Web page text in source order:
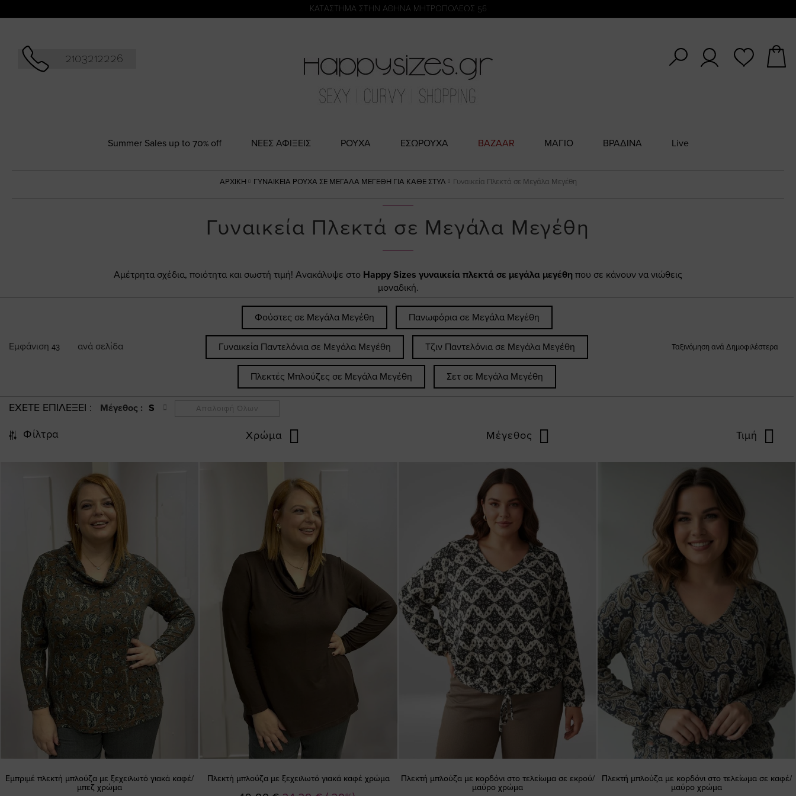
KATΑΣΤΗΜΑ ΣΤΗΝ ΑΘΗΝΑ ΜΗΤΡΟΠΟΛΕΩΣ 56
2103212226
Summer Sales up to 70% off NΕΕΣ ΑΦΙΞΕΙΣ ΡΟΥΧΑ ΕΣΩΡΟΥΧΑ BAZAAR ΜΑΓΙΟ ΒΡΑΔΙΝΑ Live
ΑΡΧΙΚΉ ΓΥΝΑΙΚΕΊΑ ΡΟΎΧΑ ΣΕ ΜΕΓΆΛΑ ΜΕΓΈΘΗ ΓΙΑ ΚΆΘΕ ΣΤΥΛ Γυναικεία Πλεκτά σε Μεγάλα Μεγέθη
Γυναικεία Πλεκτά σε Μεγάλα Μεγέθη
Αμέτρητα σχέδια, ποιότητα και σωστή τιμή! Ανακάλυψε στο Happy Sizes γυναικεία πλεκτά σε μεγάλα μεγέθη που σε κάνουν να νιώθεις
μοναδική.
Εμφάνιση 43 ανά σελίδα
Φούστες σε Μεγάλα Μεγέθη Πανωφόρια σε Μεγάλα Μεγέθη
Γυναικεία Παντελόνια σε Μεγάλα Μεγέθη Τζιν Παντελόνια σε Μεγάλα Μεγέθη
Πλεκτές Μπλούζες σε Μεγάλα Μεγέθη Σετ σε Μεγάλα Μεγέθη
Ταξινόμηση ανά Δημοφιλέστερα
ΕΧΕΤΕ ΕΠΙΛΕΞΕΙ Μέγεθος : S Απαλοιφή Όλων
Φίλτρα Χρώμα Μέγεθος Τιμή
Εμπριμέ πλεκτή μπλούζα με ξεχειλωτό γιακά καφέ/
μπεζ χρώμα
Πλεκτή μπλούζα με ξεχειλωτό γιακά καφέ χρώμα
Πλεκτή μπλούζα με κορδόνι στο τελείωμα σε εκρού/
μαύρο χρώμα
Πλεκτή μπλούζα με κορδόνι στο τελείωμα σε καφέ/
μαύρο χρώμα